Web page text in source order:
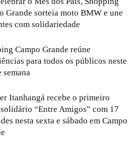
Grande sorteia moto BMW e une
com solidariedade
Campo Grande reúne
para todos os públicos neste
semana
Itanhangá recebe o primeiro
“Entre Amigos” com 17
nesta sexta e sábado em Campo